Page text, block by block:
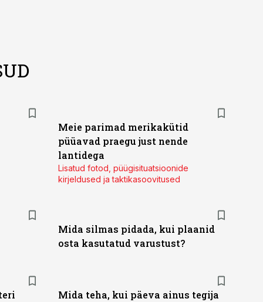
Meie parimad merikakütid
püüavad praegu just nende
lantidega
Lisatud fotod, püügisituatsioonide
kirjeldused ja taktikasoovitused
Mida silmas pidada, kui plaanid
osta kasutatud varustust?
Mida teha, kui päeva ainus tegija